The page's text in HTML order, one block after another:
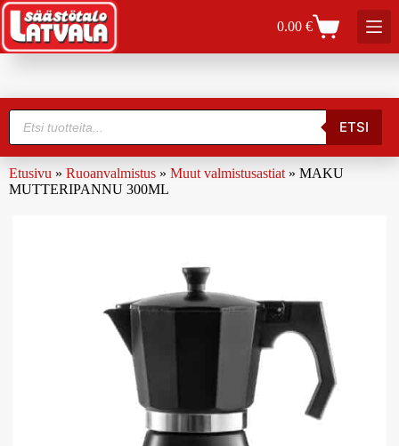
0.00€
ETSI
Etusivu » Ruoanvalmistus » Muut valmistusastiat » MAKU
MUTTERIPANNU 300ML